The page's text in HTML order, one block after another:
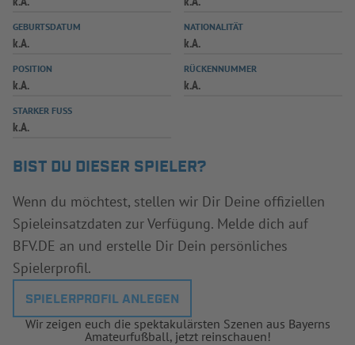
SPIELPLUS
GEBURTSDATUM
k.A.
NATIONALITÄT
k.A.
POSITION
k.A.
RÜCKENNUMMER
k.A.
STARKER FUSS
k.A.
BIST DU DIESER SPIELER?
Wenn du möchtest, stellen wir Dir Deine offiziellen
Spieleinsatzdaten zur Verfügung. Melde dich auf
BFV.DE an und erstelle Dir Dein persönliches
Spielerprofil.
SPIELERPROFIL ANLEGEN
Wir zeigen euch die spektakulärsten Szenen aus Bayerns
Amateurfußball, jetzt reinschauen!